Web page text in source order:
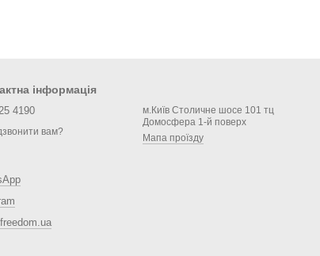
інформація
4190
вам?
м.Київ Столичне шосе 101 тц
Домосфера 1-й поверх
Мапа проїзду